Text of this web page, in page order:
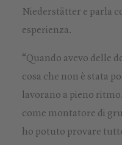
Niederstätter e parla
esperienza.
“Quando avevo delle
cosa che non è stata
lavorano a pieno
come montatore di
ho potuto provare